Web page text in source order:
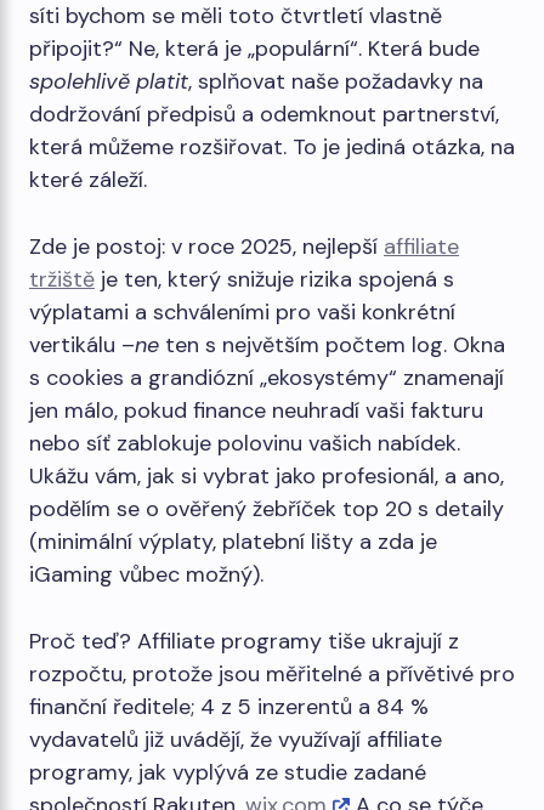
síti bychom se měli toto čtvrtletí vlastně
připojit?“ Ne, která je „populární“. Která bude
spolehlivě platit, splňovat naše požadavky na
dodržování předpisů a odemknout partnerství,
která můžeme rozšiřovat. To je jediná otázka, na
které záleží.
Zde je postoj: v roce 2025, nejlepší affiliate
tržiště je ten, který snižuje rizika spojená s
výplatami a schváleními pro vaši konkrétní
vertikálu –ne ten s největším počtem log. Okna
s cookies a grandiózní „ekosystémy“ znamenají
jen málo, pokud finance neuhradí vaši fakturu
nebo síť zablokuje polovinu vašich nabídek.
Ukážu vám, jak si vybrat jako profesionál, a ano,
podělím se o ověřený žebříček top 20 s detaily
(minimální výplaty, platební lišty a zda je
iGaming vůbec možný).
Proč teď? Affiliate programy tiše ukrajují z
rozpočtu, protože jsou měřitelné a přívětivé pro
finanční ředitele; 4 z 5 inzerentů a 84 %
vydavatelů již uvádějí, že využívají affiliate
programy, jak vyplývá ze studie zadané